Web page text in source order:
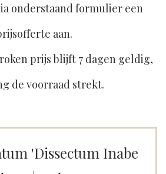
onderstaand formulier een
aan.
prijs blijft 7 dagen geldig,
de voorraad strekt.
'Dissectum Inabe